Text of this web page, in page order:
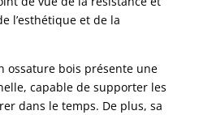
l’esthétique et de la
ossature bois présente une
capable de supporter les
dans le temps. De plus, sa